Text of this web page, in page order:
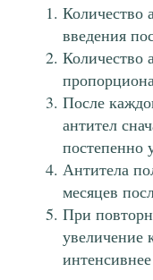
Количество
введения
Количество
После
антител
постепенно
Антитела
месяцев
При
увеличение
интенсивнее